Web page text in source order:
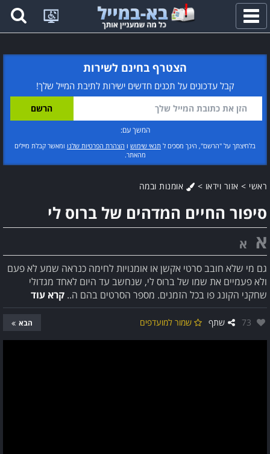
פתח
תפריט
הצטרף בחינם לשירות
קבל עדכונים על תכנים חדשים ישירות לתיבת המייל שלך!
המשך עם:
בלחיצתך על "הרשם", הינך מסכים ל תנאי שימוש ו הצהרת הפרטיות שלנו ומאשר קבלת מיילים
מהאתר.
ראשי > אזור וידאו > אומנות ובמה
סיפור החיים המדהים של ברוס לי
א א
גם מי שלא חובב סרטי אקשן או אומנויות לחימה כנראה שמע לא פעם
ולא פעמיים את שמו של ברוס לי, שנחשב עד היום לאחד מגדולי
שחקני הקונג פו בכל הזמנים. מספר הסרטים בהם ה.. קרא עוד
אהבו:
73 שתף שמור למועדפים הבא